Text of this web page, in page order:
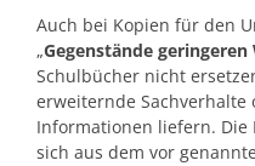
Auch bei Kopien für den
„Gegenstände geringeren
Schulbücher nicht
erweiternde Sachverhalte
Informationen liefern. Die
sich aus dem vor